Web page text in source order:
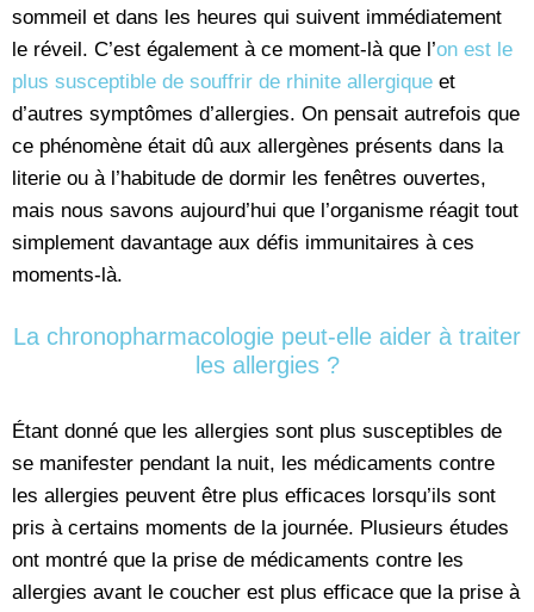
sommeil et dans les heures qui suivent immédiatement
le réveil. C’est également à ce moment-là que l’on est le
plus susceptible de souffrir de rhinite allergique et
d’autres symptômes d’allergies. On pensait autrefois que
ce phénomène était dû aux allergènes présents dans la
literie ou à l’habitude de dormir les fenêtres ouvertes,
mais nous savons aujourd’hui que l’organisme réagit tout
simplement davantage aux défis immunitaires à ces
moments-là.
La chronopharmacologie peut-elle aider à traiter
les allergies ?
Étant donné que les allergies sont plus susceptibles de
se manifester pendant la nuit, les médicaments contre
les allergies peuvent être plus efficaces lorsqu’ils sont
pris à certains moments de la journée. Plusieurs études
ont montré que la prise de médicaments contre les
allergies avant le coucher est plus efficace que la prise à